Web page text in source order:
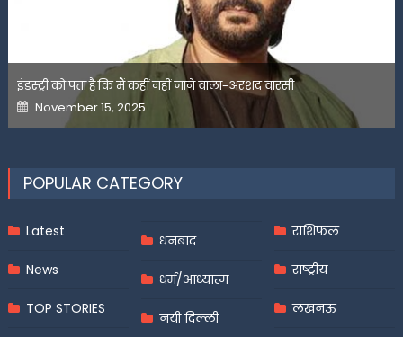
इंडस्ट्री को पता है कि मैं कहीं नहीं जाने वाला-अरशद वारसी
Posted
on
November 15, 2025
POPULAR CATEGORY
Latest
News
TOP STORIES
धनबाद
धर्म/आध्यात्म
नयी दिल्ली
राशिफल
राष्ट्रीय
लखनऊ